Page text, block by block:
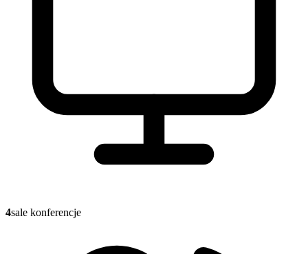
4sale konferencje